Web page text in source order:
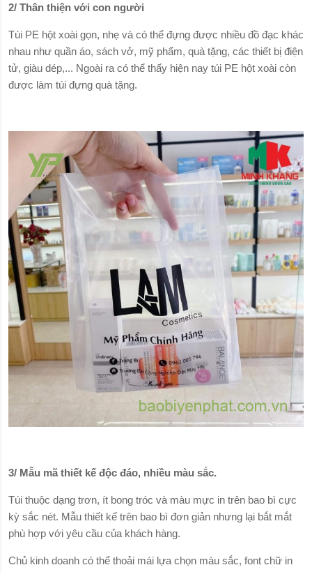
2/ Thân thiện với con người
Túi PE hột xoài gọn, nhẹ và có thể đựng được nhiều đồ đạc khác
nhau như quần áo, sách vở, mỹ phẩm, quà tặng, các thiết bị điện
tử, giàu dép,... Ngoài ra có thể thấy hiện nay túi PE hột xoài còn
được làm túi đựng quà tặng.
3/ Mẫu mã thiết kế độc đáo, nhiều màu sắc.
Túi thuộc dạng trơn, ít bong tróc và màu mực in trên bao bì cực
kỳ sắc nét. Mẫu thiết kế trên bao bì đơn giản nhưng lại bắt mắt
phù hợp với yêu cầu của khách hàng.
Chủ kinh doanh có thể thoải mái lựa chọn màu sắc, font chữ in